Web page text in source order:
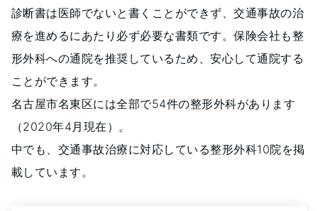
診断書は医師でないと書くことができず、交通事故の治
療を進めるにあたり必ず必要な書類です。保険会社も整
形外科への通院を推奨しているため、安心して通院する
ことができます。
名古屋市名東区には全部で54件の整形外科があります
（2020年4月現在）。
中でも、交通事故治療に対応している整形外科10院を掲
載しています。